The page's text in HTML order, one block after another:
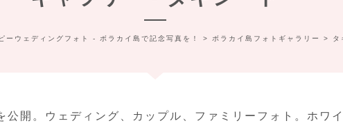
ーウェディングフォト - ボラカイ島で記念写真を！ > ボラカイ島フォトギャラリー > タ
開。ウェディング、カップル、ファミリーフォト。ホワ